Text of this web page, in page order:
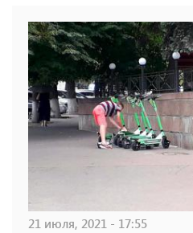
21 июля, 2021 - 17:55